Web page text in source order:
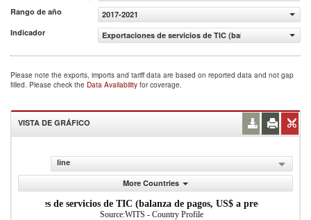
Rango de año
2017-2021
Indicador
Exportaciones de servicios de TIC (balanza de pagos,
Please note the exports, imports and tariff data are based on reported data and not gap
filled. Please check the Data Availability for coverage.
VISTA DE GRÁFICO
line
More Countries
de servicios de TIC (balanza de pagos, US$ a precios
Source:WITS - Country Profile